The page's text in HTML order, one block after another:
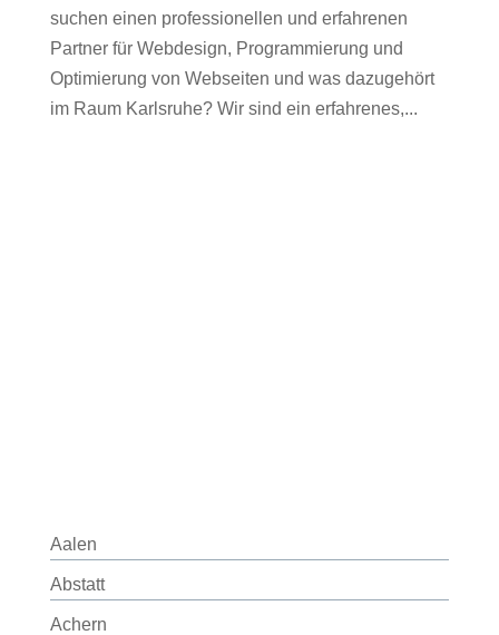
suchen einen professionellen und erfahrenen
Partner für Webdesign, Programmierung und
Optimierung von Webseiten und was dazugehört
im Raum Karlsruhe? Wir sind ein erfahrenes,...
Aalen
Abstatt
Achern